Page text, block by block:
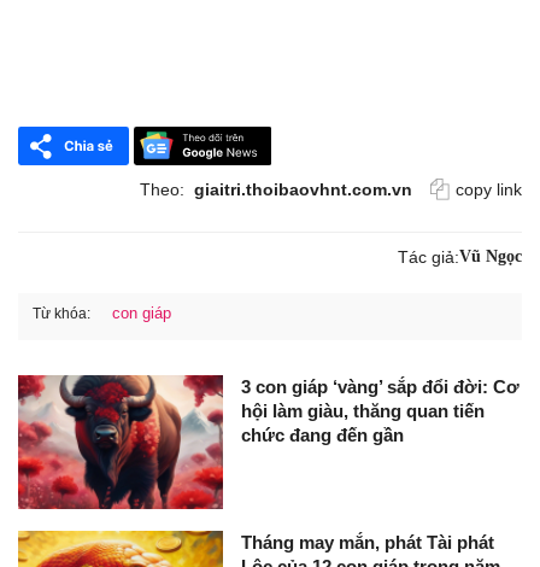
Theo: giaitri.thoibaovhnt.com.vn copy link
Tác giả:Vũ Ngọc
Từ khóa: con giáp
3 con giáp ‘vàng’ sắp đổi đời: Cơ
hội làm giàu, thăng quan tiến
chức đang đến gần
Tháng may mắn, phát Tài phát